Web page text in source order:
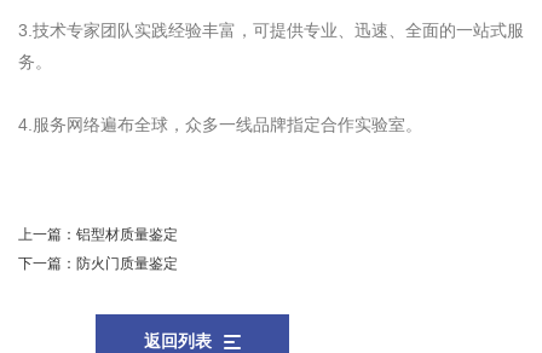
3.技术专家团队实践经验丰富，可提供专业、迅速、全面的一站式服
务。
4.服务网络遍布全球，众多一线品牌指定合作实验室。
上一篇： 铝型材质量鉴定
下一篇： 防火门质量鉴定
返回列表